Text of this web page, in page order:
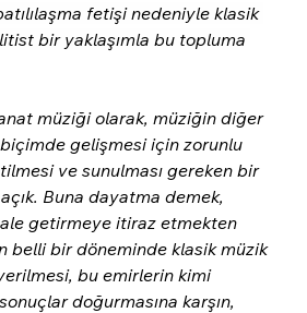
fetişi nedeniyle klasik
bir yaklaşımla bu topluma
müziği olarak, müziğin diğer
gelişmesi için zorunlu
ve sunulması gereken bir
Buna dayatma demek,
getirmeye itiraz etmekten
belli bir döneminde klasik müzik
bu emirlerin kimi
doğurmasına karşın,